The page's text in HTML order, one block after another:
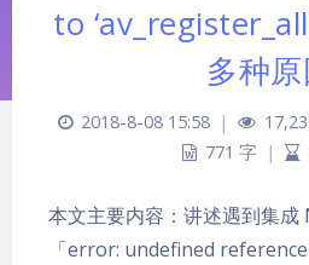
to
多种原
2018-8-08 15:58 |
771 字 |
本文主要内容：讲述遇到集成
「error: undefined